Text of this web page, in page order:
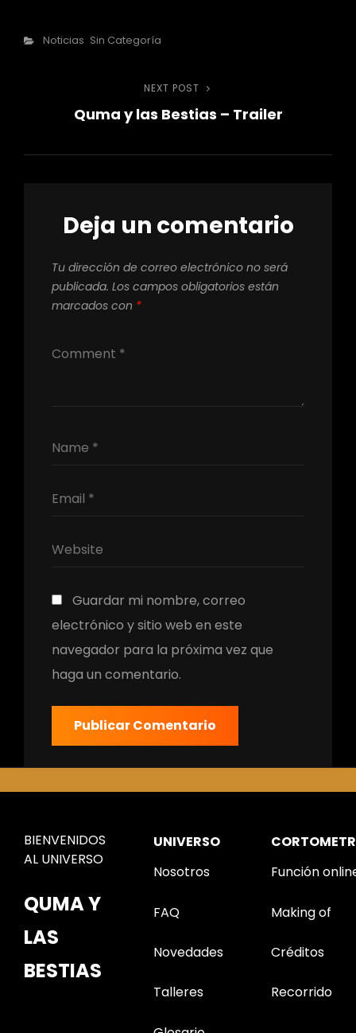
Categories
Noticias Sin Categoría
NavegaciónPost
Siguiente
NEXT POST
Quma y las Bestias – Trailer
Deja un comentario
Tu dirección de correo electrónico no será
publicada. Los campos obligatorios están
marcados con *
Guardar mi nombre, correo
electrónico y sitio web en este
navegador para la próxima vez que
haga un comentario.
BIENVENIDOS
AL UNIVERSO
QUMA Y
LAS
BESTIAS
UNIVERSO
Nosotros
FAQ
Novedades
Talleres
Función
Making of
Créditos
Recorrido